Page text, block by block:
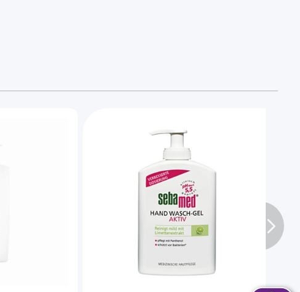
Sie das Karussell überspringen oder direkt zur